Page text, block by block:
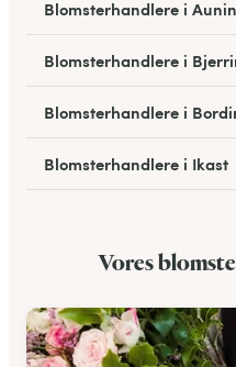
Blomsterhandlere i
Blomsterhandlere i
Blomsterhandlere i
Blomsterhandlere i Ikast
Blomsterhandlere i
Vores